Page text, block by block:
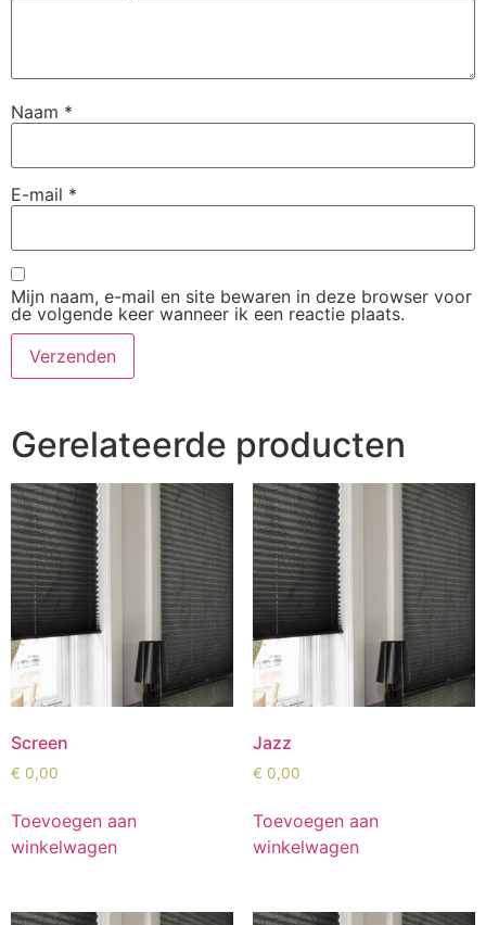
Naam *
E-mail *
Mijn naam, e-mail en site bewaren in deze browser voor
de volgende keer wanneer ik een reactie plaats.
Gerelateerde producten
Screen
€ 0,00
Toevoegen aan
winkelwagen
Jazz
€ 0,00
Toevoegen aan
winkelwagen